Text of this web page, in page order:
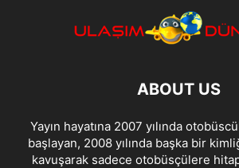
ABOUT US
Yayın hayatına 2007 yılında
başlayan, 2008 yılında başka bir
kavuşarak sadece otobüsçülere